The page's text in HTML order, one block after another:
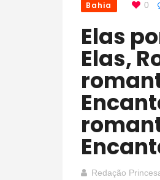
Bahia 0
Elas por Elas, Rosana e FlaElas por
Elas,
Redação